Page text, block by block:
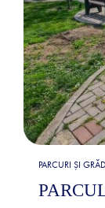
PARCURI ȘI